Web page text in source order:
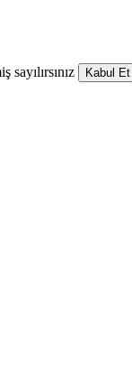
sayılırsınız